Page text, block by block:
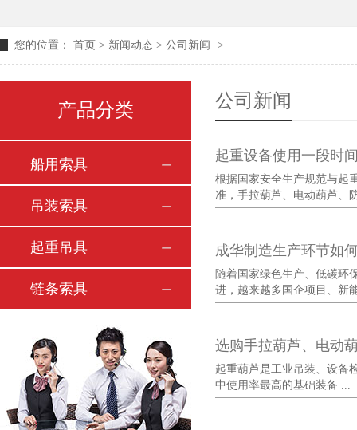
您的位置： 首页 > 新闻动态 > 公司新闻 >
公司新闻
起重设备使用一段时
根据国家安全生产规范与起
准，手拉葫芦、电动葫芦、
成华制造生产环节如
随着国家绿色生产、低碳环
进，越来越多国企项目、新
选购手拉葫芦、电动
起重葫芦是工业吊装、设备
中使用率最高的基础装备 ...
产品分类
船用索具
吊装索具
起重吊具
链条索具